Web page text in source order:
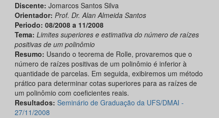
Discente: Jomarcos Santos Silva
Orientador: Prof. Dr. Alan Almeida Santos
Periodo: 08/2008 a 11/2008
Tema: Limites superiores e estimativa do número de raízes
positivas de um polinômio
Resumo: Usando o teorema de Rolle, provaremos que o
número de raízes positivas de um polinômio é inferior à
quantidade de parcelas. Em seguida, exibiremos um método
prático para determinar cotas superiores para as raízes de
um polinômio com coeficientes reais.
Resultados: Seminário de Graduação da UFS/DMAI -
27/11/2008